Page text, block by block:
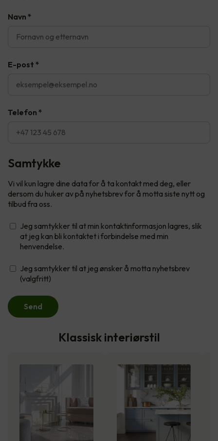
Navn *
E-post *
Telefon *
Samtykke
Vi vil kun lagre dine data for å ta kontakt med deg, eller
dersom du huker av på nyhetsbrev for å motta siste nytt og
tilbud fra oss.
Jeg samtykker til at min kontaktinformasjon lagres, slik
at jeg kan bli kontaktet i forbindelse med min
henvendelse.
Jeg samtykker til at jeg ønsker å motta nyhetsbrev
(valgfritt)
Send
Klassisk interiørstil